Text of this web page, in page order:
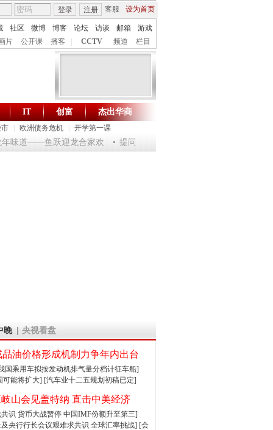
客服 设为首页
登录 注册
社区 微博 博客 论坛 访谈 邮箱
游戏
片 公开课 播客 CCTV 频道 栏目
财智生活 一键通达
市 欧洲债务危机 开学第一课
IT 创富 杰出华商
味道——鱼跃迎龙合家欢 提问2012：机遇与悬念共存
晚 央视看盘
品油价格形成机制力争年内出台
国乘用车拟按发动机排气量分档计征车船]
可能将扩大] [汽车业十二五规划初稿已定]
岐山会见盖特纳 直击中美经济
共识 货币大战暂停 中国IMF份额升至第三]
及央行行长会议艰难求共识 全球汇率挑战] [会